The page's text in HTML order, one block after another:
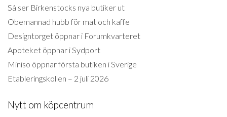
Så ser Birkenstocks nya butiker ut
Obemannad hubb för mat och kaffe
Designtorget öppnar i Forumkvarteret
Apoteket öppnar i Sydport
Miniso öppnar första butiken i Sverige
Etableringskollen – 2 juli 2026
Nytt om köpcentrum